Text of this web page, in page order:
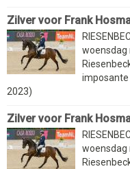
Zilver voor Frank
woensdag
imposante
2023)
Zilver voor Frank
woensdag